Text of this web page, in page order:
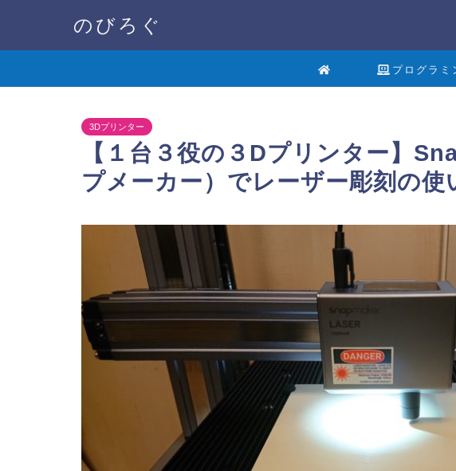
のびろぐ
プログラミ
3Dプリンター
【１台３役の３Dプリンター】
プメーカー）でレーザー彫刻の使